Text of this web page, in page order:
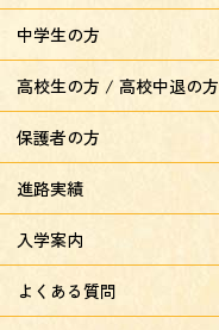
中学生の方
高校生の方 / 高校中退の方
保護者の方
進路実績
入学案内
よくある質問